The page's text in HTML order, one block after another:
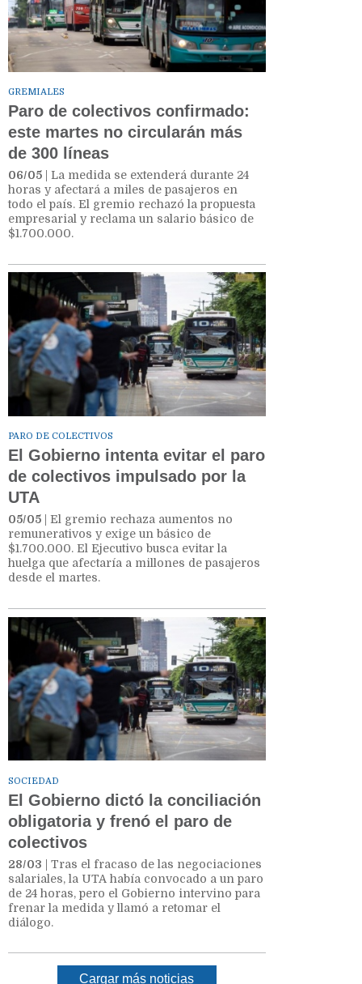
GREMIALES
Paro de colectivos confirmado:
este martes no circularán más
de 300 líneas
06/05 | La medida se extenderá durante 24
horas y afectará a miles de pasajeros en
todo el país. El gremio rechazó la propuesta
empresarial y reclama un salario básico de
$1.700.000.
PARO DE COLECTIVOS
El Gobierno intenta evitar el paro
de colectivos impulsado por la
UTA
05/05 | El gremio rechaza aumentos no
remunerativos y exige un básico de
$1.700.000. El Ejecutivo busca evitar la
huelga que afectaría a millones de pasajeros
desde el martes.
SOCIEDAD
El Gobierno dictó la conciliación
obligatoria y frenó el paro de
colectivos
28/03 | Tras el fracaso de las negociaciones
salariales, la UTA había convocado a un paro
de 24 horas, pero el Gobierno intervino para
frenar la medida y llamó a retomar el
diálogo.
Cargar más noticias